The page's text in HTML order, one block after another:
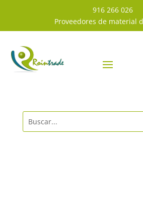
916 266 026
Proveedores de material